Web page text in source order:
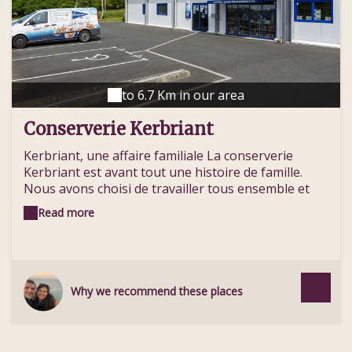
de nombreux circuits pédestres et VTT. La Baie de
Douarnenez toute proche (5 km) vous permettra
aussi de profiter de l'agréable bord de mer et des
nombreuses activités nautiques proposées par la
station balnéaire.
to 6.7 Km in our area
Conserverie Kerbriant
Kerbriant, une affaire familiale La conserverie
Kerbriant est avant tout une histoire de famille.
Nous avons choisi de travailler tous ensemble et
nous sommes dorénavant la dernière conserverie
artisanale et familiale de Douarnenez ! Dans la
vous accueille dans notre magasin et fait les visites
la fille Céline , et le fils Cédric , qui mitonnent nos bons
petits plats. Quand il faut produire tout le monde y
Read more
Why we recommend these places